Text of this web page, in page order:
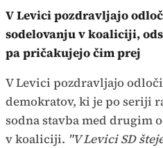
V Levici pozdravljajo
sodelovanju v koaliciji,
pa pričakujejo čim prej
V Levici pozdravljajo
demokratov, ki je po seriji
sodna stavba med drugim
v koaliciji. "V Levici SD